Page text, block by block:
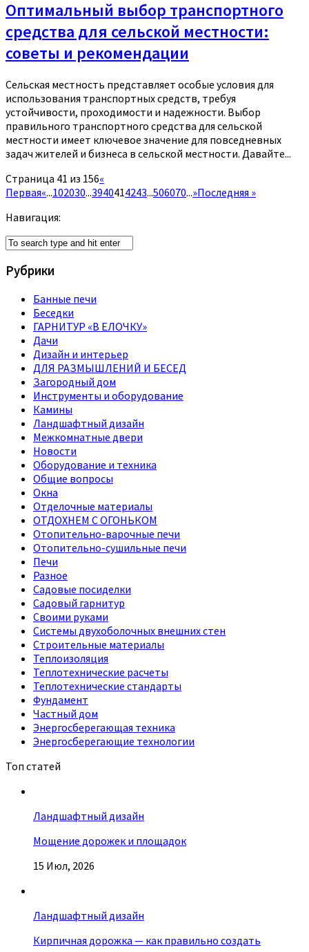
Оптимальный выбор транспортного
средства для сельской местности:
советы и рекомендации
Сельская местность представляет особые условия для
использования транспортных средств, требуя
устойчивости, проходимости и надежности. Выбор
правильного транспортного средства для сельской
местности имеет ключевое значение для повседневных
задач жителей и бизнеса в сельской местности. Давайте...
Страница 41 из 156«
Первая«...102030...3940414243...506070...»Последняя »
Навигация:
Рубрики
Банные печи
Беседки
ГАРНИТУР «В ЕЛОЧКУ»
Дачи
Дизайн и интерьер
ДЛЯ РАЗМЫШЛЕНИЙ И БЕСЕД
Загородный дом
Инструменты и оборудование
Камины
Ландшафтный дизайн
Межкомнатные двери
Новости
Оборудование и техника
Общие вопросы
Окна
Отделочные материалы
ОТДОХНЕМ С ОГОНЬКОМ
Отопительно-варочные печи
Отопительно-сушильные печи
Печи
Разное
Садовые посиделки
Садовый гарнитур
Своими руками
Системы двухоболочных внешних стен
Строительные материалы
Теплоизоляция
Теплотехнические расчеты
Теплотехнические стандарты
Фундамент
Частный дом
Энергосберегающая техника
Энергосберегающие технологии
Топ статей
Ландшафтный дизайн
Мощение дорожек и площадок
15 Июл, 2026
Ландшафтный дизайн
Кирпичная дорожка — как правильно создать